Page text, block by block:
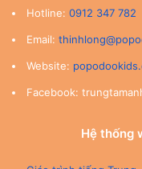
Hotline: 0912 347 782
Email:
Website:
Facebook:
Hệ thống